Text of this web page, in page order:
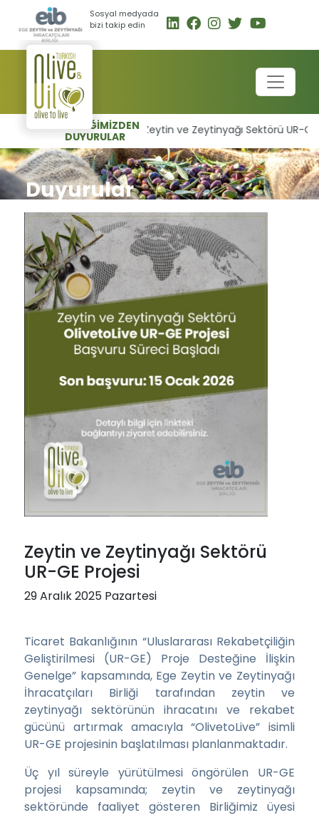
Sosyal medyada
bizi takip edin
BİRLİĞİMİZDEN
DUYURULAR Zeytin ve Zeytinyağı Sektörü UR-GE
Duyurular
Zeytin ve Zeytinyağı Sektörü
UR-GE Projesi
29 Aralık 2025 Pazartesi
Ticaret Bakanlığının “Uluslararası Rekabetçiliğin
Geliştirilmesi (UR-GE) Proje Desteğine İlişkin
Genelge” kapsamında, Ege Zeytin ve Zeytinyağı
İhracatçıları Birliği tarafından zeytin ve
zeytinyağı sektörünün ihracatını ve rekabet
gücünü artırmak amacıyla “OlivetoLive” isimli
UR-GE projesinin başlatılması planlanmaktadır.
Üç yıl süreyle yürütülmesi öngörülen UR-GE
projesi kapsamında; zeytin ve zeytinyağı
sektöründe faaliyet gösteren Birliğimiz üyesi